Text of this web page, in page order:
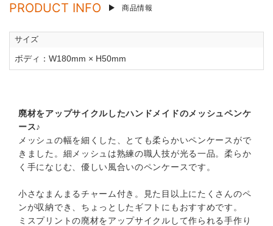
PRODUCT INFO 商品情報
サイズ
ボディ：W180mm × H50mm
廃材をアップサイクルしたハンドメイドのメッシュペンケ
ース♪
メッシュの幅を細くした、とても柔らかいペンケースがで
きました。細メッシュは熟練の職人技が光る一品。柔らか
く手になじむ、優しい風合いのペンケースです。
小さなまんまるチャーム付き。見た目以上にたくさんのペ
ンが収納でき、ちょっとしたギフトにもおすすめです。
ミスプリントの廃材をアップサイクルして作られる手作り